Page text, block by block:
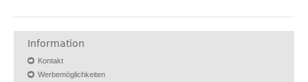
Information
Kontakt
Werbemöglichkeiten